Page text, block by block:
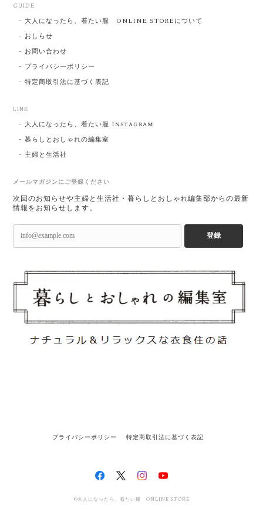
GUIDE
大人になったら、着たい服 ONLINE STOREについて
おしらせ
お問い合わせ
プライバシーポリシー
特定商取引法に基づく表記
LINK
大人になったら、着たい服 Instagram
暮らしとおしゃれの編集室
主婦と生活社
メールマガジンにご登録ください
次回のお知らせや主婦と生活社・暮らしとおしゃれ編集部からの最新
情報をお知らせします。
登録
プライバシーポリシー 特定商取引法に基づく表記
©大人になったら、着たい服 ONLINE STORE